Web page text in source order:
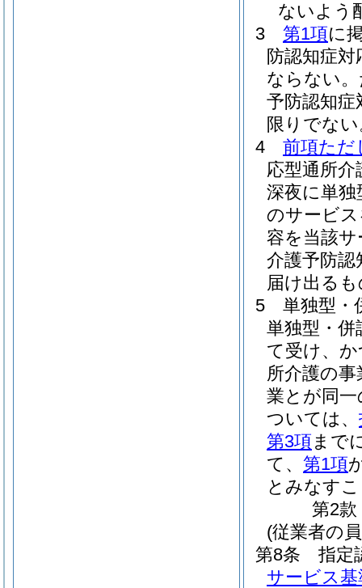
ないよう
3
第1項に
防認知症
ならない。
予防認知
限りでな
4
前項ただ
応型通所介
深夜に単独
のサービ
容を当該
介護予防認
届け出る
5
単独型・
単独型・併
て受け、
所介護の
業とが同
ついては、
第3項 まで
て、 第1項
とみなす
第2款
(従業者の
第8条
指定
サービス